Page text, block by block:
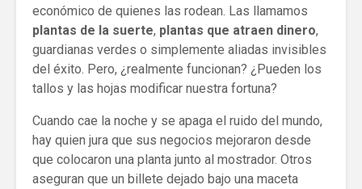
económico de quienes las rodean. Las llamamos
plantas de la suerte, plantas que atraen dinero,
guardianas verdes o simplemente aliadas invisibles
del éxito. Pero, ¿realmente funcionan? ¿Pueden los
tallos y las hojas modificar nuestra fortuna?
Cuando cae la noche y se apaga el ruido del mundo,
hay quien jura que sus negocios mejoraron desde
que colocaron una planta junto al mostrador. Otros
aseguran que un billete dejado bajo una maceta